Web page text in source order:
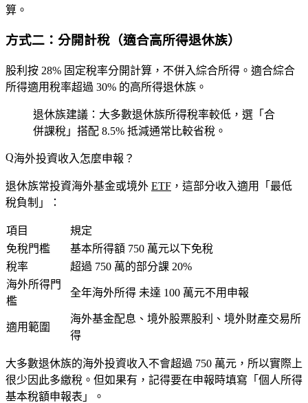
算。
方式二：分開計稅（適合高所得退休族）
股利按 28% 固定稅率分開計算，不併入綜合所得。適合綜合
所得適用稅率超過 30% 的高所得退休族。
退休族建議 ：大多數退休族所得稅率較低，選「合
併課稅」搭配 8.5% 抵減通常比較省稅。
海外投資收入怎麼申報？
退休族常投資海外基金或境外 ETF ，這部分收入適用「最低
稅負制」：
項目
規定
免稅門檻
基本所得額 750 萬元以下免稅
稅率
超過 750 萬的部分課 20%
海外所得門
檻
全年海外所得 未達 100 萬元不用申報
適用範圍
海外基金配息、境外股票股利、境外財產交易所
得
大多數退休族的海外投資收入不會超過 750 萬元，所以實際上
很少因此多繳稅。但如果有，記得要在申報時填寫「個人所得
基本稅額申報表」。